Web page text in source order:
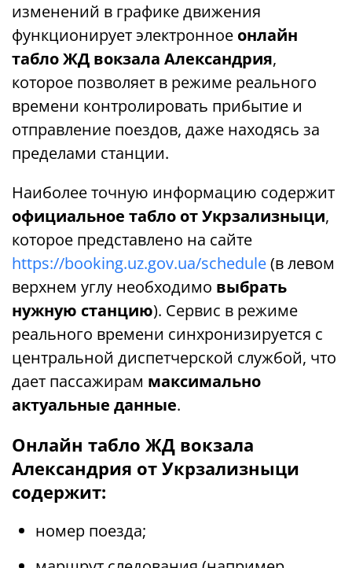
изменений в графике движения
функционирует электронное онлайн
табло ЖД вокзала Александрия,
которое позволяет в режиме реального
времени контролировать прибытие и
отправление поездов, даже находясь за
пределами станции.
Наиболее точную информацию содержит
официальное табло от Укрзализныци,
которое представлено на сайте
https://booking.uz.gov.ua/schedule(в левом
верхнем углу необходимо выбрать
нужную станцию). Сервис в режиме
реального времени синхронизируется с
центральной диспетчерской службой, что
дает пассажирам максимально
актуальные данные.
Онлайн табло ЖД вокзала
Александрия от Укрзализныци
содержит:
номер поезда;